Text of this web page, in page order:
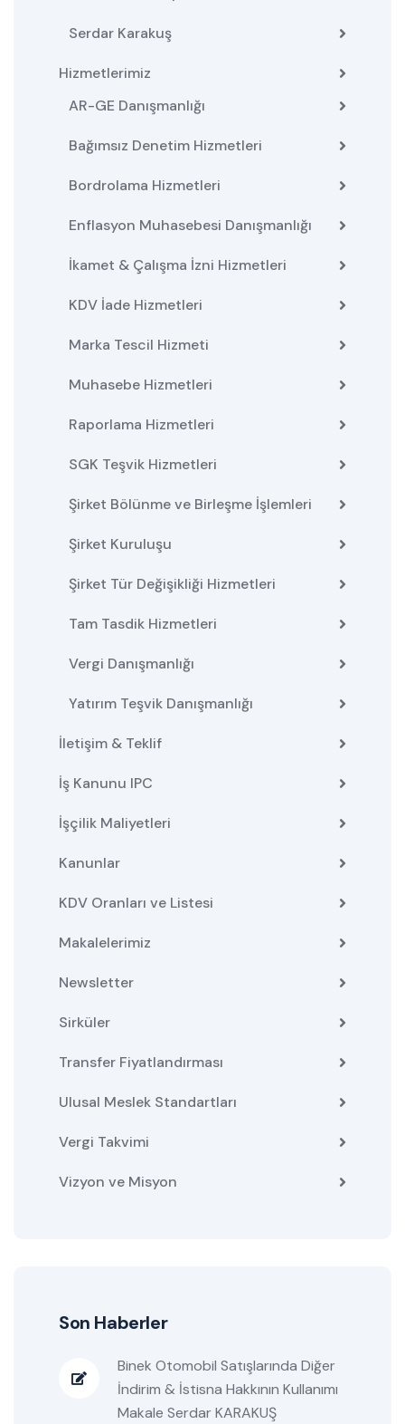
Serdar Karakuş
Hizmetlerimiz
AR-GE Danışmanlığı
Bağımsız Denetim Hizmetleri
Bordrolama Hizmetleri
Enflasyon Muhasebesi Danışmanlığı
İkamet & Çalışma İzni Hizmetleri
KDV İade Hizmetleri
Marka Tescil Hizmeti
Muhasebe Hizmetleri
Raporlama Hizmetleri
SGK Teşvik Hizmetleri
Şirket Bölünme ve Birleşme İşlemleri
Şirket Kuruluşu
Şirket Tür Değişikliği Hizmetleri
Tam Tasdik Hizmetleri
Vergi Danışmanlığı
Yatırım Teşvik Danışmanlığı
İletişim & Teklif
İş Kanunu IPC
İşçilik Maliyetleri
Kanunlar
KDV Oranları ve Listesi
Makalelerimiz
Newsletter
Sirküler
Transfer Fiyatlandırması
Ulusal Meslek Standartları
Vergi Takvimi
Vizyon ve Misyon
Son Haberler
Binek Otomobil Satışlarında Diğer
İndirim & İstisna Hakkının Kullanımı
Makale Serdar KARAKUŞ